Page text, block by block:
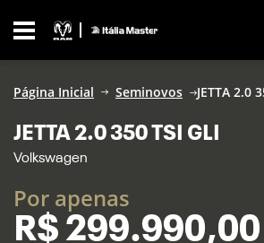
Página Inicial Seminovos JETTA 2.0
JETTA 2.0 350 TSI GLI
Volkswagen
Por apenas
R$ 299.990,00